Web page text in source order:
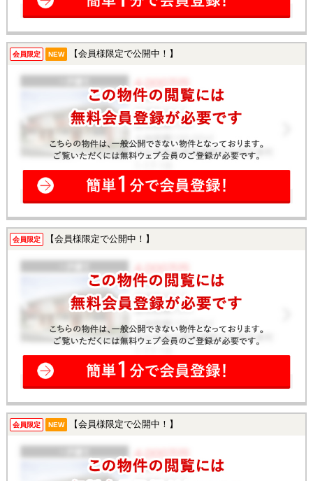
会員限定 NEW 【会員様限定で公開中！】
会員限定 【会員様限定で公開中！】
会員限定 NEW 【会員様限定で公開中！】